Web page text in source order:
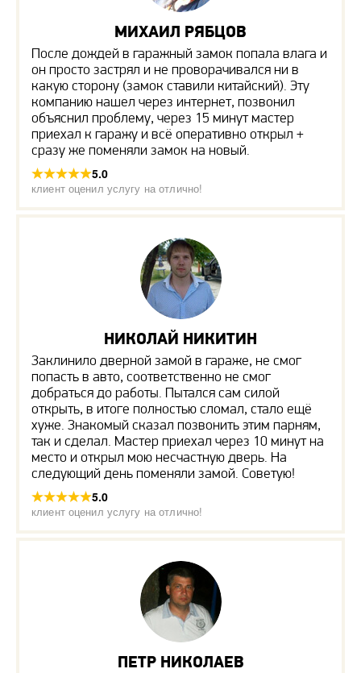
МИХАИЛ РЯБЦОВ
После дождей в гаражный замок попала влага и
он просто застрял и не проворачивался ни в
какую сторону (замок ставили китайский). Эту
компанию нашел через интернет, позвонил
объяснил проблему, через 15 минут мастер
приехал к гаражу и всё оперативно открыл +
сразу же поменяли замок на новый.
5.0
клиент оценил услугу на отлично!
НИКОЛАЙ НИКИТИН
Заклинило дверной замой в гараже, не смог
попасть в авто, соответственно не смог
добраться до работы. Пытался сам силой
открыть, в итоге полностью сломал, стало ещё
хуже. Знакомый сказал позвонить этим парням,
так и сделал. Мастер приехал через 10 минут на
место и открыл мою несчастную дверь. На
следующий день поменяли замой. Советую!
5.0
клиент оценил услугу на отлично!
ПЕТР НИКОЛАЕВ